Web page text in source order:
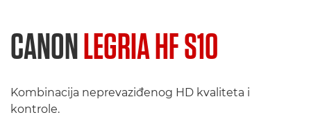
CANONLEGRIA HF S10
Kombinacija neprevaziđenog HD kvaliteta i
kontrole.